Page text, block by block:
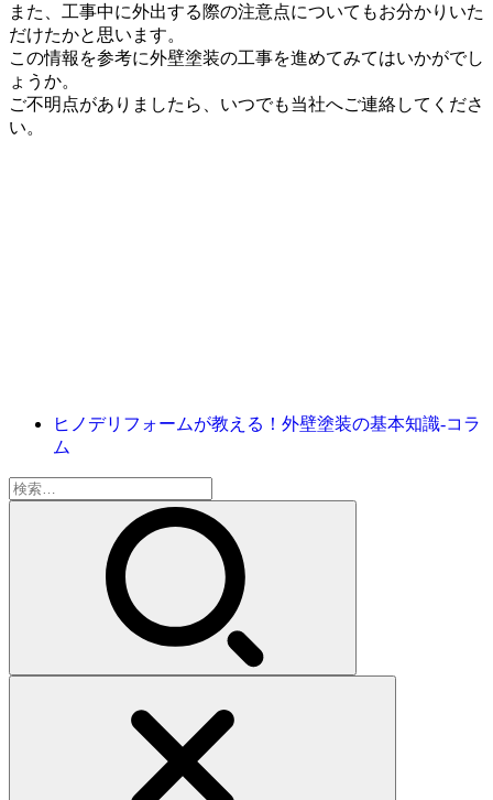
また、工事中に外出する際の注意点についてもお分かりいた
だけたかと思います。
この情報を参考に外壁塗装の工事を進めてみてはいかがでし
ょうか。
ご不明点がありましたら、いつでも当社へご連絡してくださ
い。
ヒノデリフォームが教える！外壁塗装の基本知識‐コラ
ム
検
索: